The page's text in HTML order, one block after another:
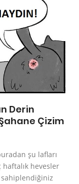
Derin
Çizim
şu lafları
hevesler